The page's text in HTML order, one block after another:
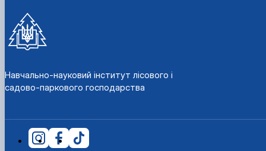
Навчально-науковий інститут лісового і
садово-паркового господарства